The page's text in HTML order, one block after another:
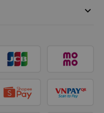
keyboard_arrow_down